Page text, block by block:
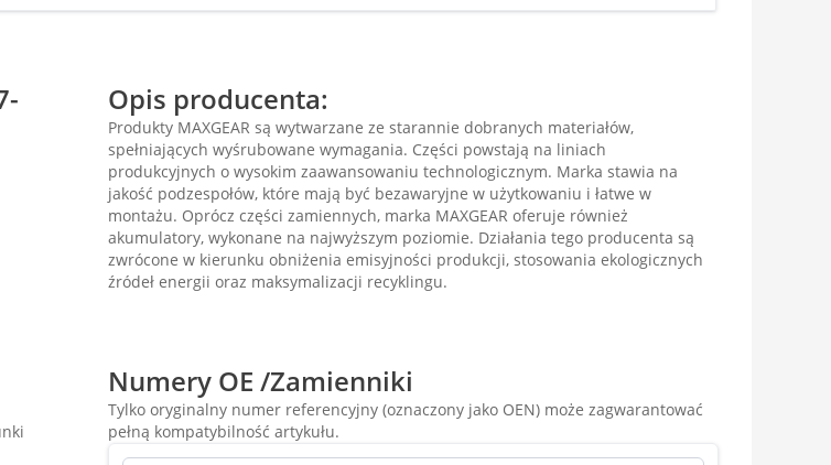
Opis producenta:
Produkty MAXGEAR są wytwarzane ze starannie dobranych materiałów,
spełniających wyśrubowane wymagania. Części powstają na liniach
produkcyjnych o wysokim zaawansowaniu technologicznym. Marka stawia na
jakość podzespołów, które mają być bezawaryjne w użytkowaniu i łatwe w
montażu. Oprócz części zamiennych, marka MAXGEAR oferuje również
akumulatory, wykonane na najwyższym poziomie. Działania tego producenta są
zwrócone w kierunku obniżenia emisyjności produkcji, stosowania ekologicznych
źródeł energii oraz maksymalizacji recyklingu.
Numery OE /Zamienniki
Tylko oryginalny numer referencyjny (oznaczony jako OEN) może zagwarantować
pełną kompatybilność artykułu.